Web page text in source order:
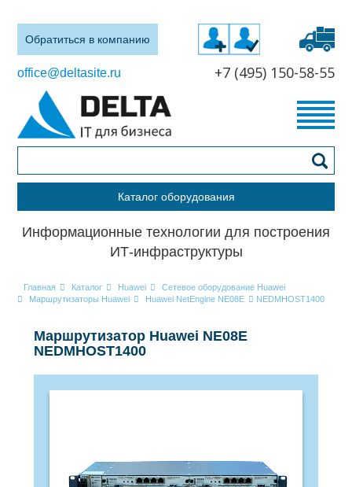
Обратиться в компанию
office@deltasite.ru +7 (495) 150-58-55
Каталог оборудования
Информационные технологии для построения
ИТ-инфраструктуры
Главная Каталог Huawei
Сетевое оборудование Huawei
Маршрутизаторы Huawei
Huawei NetEngine NE08E NEDMHOST1400
Маршрутизатор Huawei NE08E
NEDMHOST1400